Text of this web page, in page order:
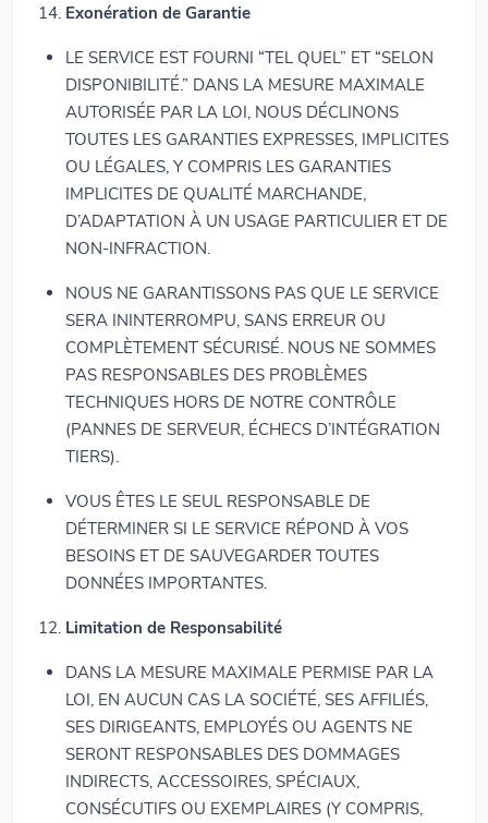
Exonération de Garantie
LE SERVICE EST FOURNI “TEL QUEL” ET “SELON
DISPONIBILITÉ.” DANS LA MESURE MAXIMALE
AUTORISÉE PAR LA LOI, NOUS DÉCLINONS
TOUTES LES GARANTIES EXPRESSES, IMPLICITES
OU LÉGALES, Y COMPRIS LES GARANTIES
IMPLICITES DE QUALITÉ MARCHANDE,
D’ADAPTATION À UN USAGE PARTICULIER ET DE
NON-INFRACTION.
NOUS NE GARANTISSONS PAS QUE LE SERVICE
SERA ININTERROMPU, SANS ERREUR OU
COMPLÈTEMENT SÉCURISÉ. NOUS NE SOMMES
PAS RESPONSABLES DES PROBLÈMES
TECHNIQUES HORS DE NOTRE CONTRÔLE
(PANNES DE SERVEUR, ÉCHECS D’INTÉGRATION
TIERS).
VOUS ÊTES LE SEUL RESPONSABLE DE
DÉTERMINER SI LE SERVICE RÉPOND À VOS
BESOINS ET DE SAUVEGARDER TOUTES
DONNÉES IMPORTANTES.
Limitation de Responsabilité
DANS LA MESURE MAXIMALE PERMISE PAR LA
LOI, EN AUCUN CAS LA SOCIÉTÉ, SES AFFILIÉS,
SES DIRIGEANTS, EMPLOYÉS OU AGENTS NE
SERONT RESPONSABLES DES DOMMAGES
INDIRECTS, ACCESSOIRES, SPÉCIAUX,
CONSÉCUTIFS OU EXEMPLAIRES (Y COMPRIS,